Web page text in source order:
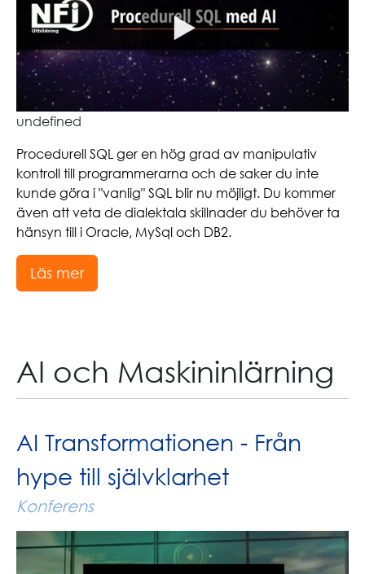
undefined
Procedurell SQL ger en hög grad av manipulativ
kontroll till programmerarna och de saker du inte
kunde göra i "vanlig" SQL blir nu möjligt. Du kommer
även att veta de dialektala skillnader du behöver ta
hänsyn till i Oracle, MySql och DB2.
Läs mer
AI och Maskininlärning
AI Transformationen - Från
hype till självklarhet
Konferens